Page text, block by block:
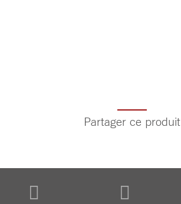
Partager ce produit